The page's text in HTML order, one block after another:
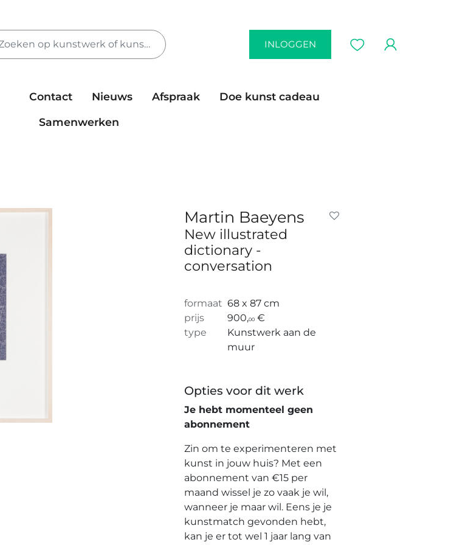
INLOGGEN
Contact Nieuws Afspraak
Doe kunst cadeau
Samenwerken
Martin Baeyens
New illustrated
dictionary -
conversation
formaat 68 x 87 cm
prijs
900,00 €
type
Kunstwerk aan de
muur
Opties voor dit werk
Je hebt momenteel geen
abonnement
Zin om te experimenteren met
kunst in jouw huis? Met een
abonnement van €15 per
maand wissel je zo vaak je wil,
wanneer je maar wil. Eens je je
kunstmatch gevonden hebt,
kan je er tot wel 1 jaar lang van